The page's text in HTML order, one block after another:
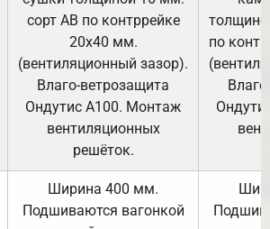
сорт АВ по контррейке
20х40 мм.
(вентиляционный зазор).
Влаго-ветрозащита
Ондутис А100. Монтаж
вентиляционных
решёток.
по
Ширина 400 мм.
Подшиваются вагонкой